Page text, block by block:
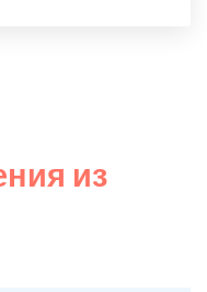
из